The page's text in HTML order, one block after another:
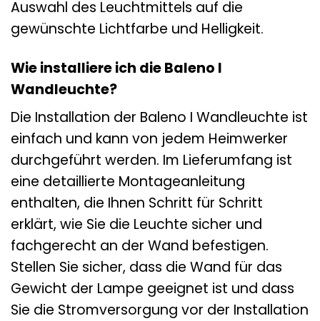
Auswahl des Leuchtmittels auf die
gewünschte Lichtfarbe und Helligkeit.
Wie installiere ich die Baleno I
Wandleuchte?
Die Installation der Baleno I Wandleuchte ist
einfach und kann von jedem Heimwerker
durchgeführt werden. Im Lieferumfang ist
eine detaillierte Montageanleitung
enthalten, die Ihnen Schritt für Schritt
erklärt, wie Sie die Leuchte sicher und
fachgerecht an der Wand befestigen.
Stellen Sie sicher, dass die Wand für das
Gewicht der Lampe geeignet ist und dass
Sie die Stromversorgung vor der Installation